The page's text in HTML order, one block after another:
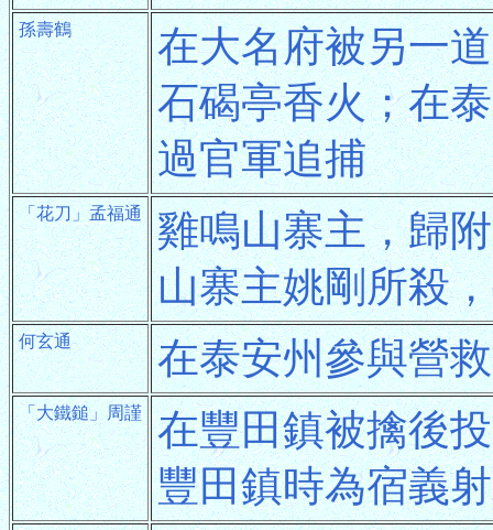
孫壽鶴
在大名府被另一
石碣亭香火；在
過官軍追捕
「花刀」孟福通
雞鳴山寨主，歸
山寨主姚剛所殺
何玄通 在泰安州參與營
「大鐵鎚」周謹
在豐田鎮被擒後
豐田鎮時為宿義